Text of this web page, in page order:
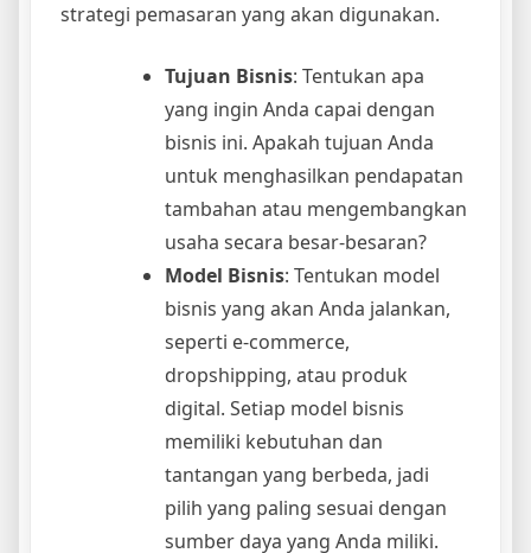
strategi pemasaran yang akan digunakan.
Tujuan Bisnis: Tentukan apa
yang ingin Anda capai dengan
bisnis ini. Apakah tujuan Anda
untuk menghasilkan pendapatan
tambahan atau mengembangkan
usaha secara besar-besaran?
Model Bisnis: Tentukan model
bisnis yang akan Anda jalankan,
seperti e-commerce,
dropshipping, atau produk
digital. Setiap model bisnis
memiliki kebutuhan dan
tantangan yang berbeda, jadi
pilih yang paling sesuai dengan
sumber daya yang Anda miliki.